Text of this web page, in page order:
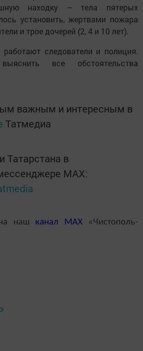
находку – тела пятерых
установить, жертвами пожара
и трое дочерей (2, 4 и 10 лет).
следователи и полиция.
все обстоятельства
важным и интересным в
Татмедиа
Татарстана в
MАХ:
наш канал MAX«Чистополь-